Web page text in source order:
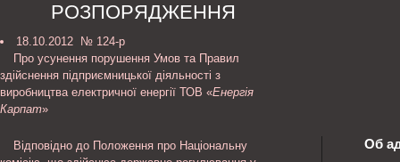
РОЗПОРЯДЖЕННЯ
18.10.2012 № 124-р
Про усунення порушення Умов та Правил
здійснення підприємницької діяльності з
виробництва електричної енергії ТОВ «Енергія
Карпат»
Відповідно до Положення про Національну
Об